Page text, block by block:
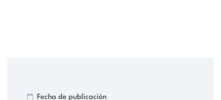
Fecha de publicación